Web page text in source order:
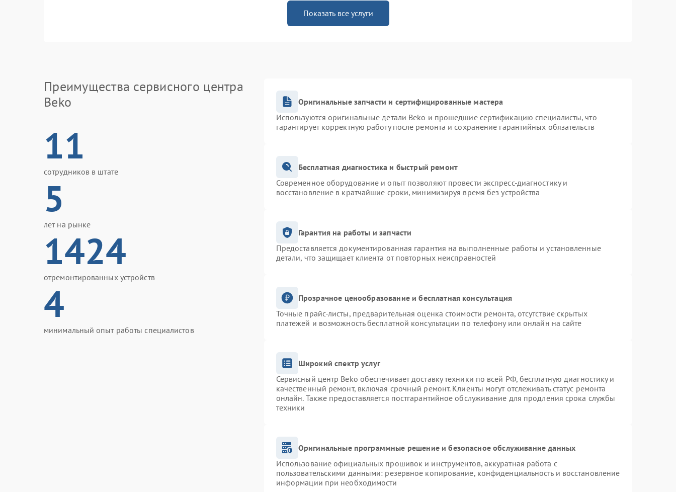
Показать все услуги
Преимущества сервисного центра
Beko
11
сотрудников в штате
5
лет на рынке
1424
отремонтированных устройств
4
минимальный опыт работы специалистов
Оригинальные запчасти и сертифицированные мастера
Используются оригинальные детали Beko и прошедшие сертификацию специалисты, что
гарантирует корректную работу после ремонта и сохранение гарантийных обязательств
Бесплатная диагностика и быстрый ремонт
Современное оборудование и опыт позволяют провести экспресс-диагностику и
восстановление в кратчайшие сроки, минимизируя время без устройства
Гарантия на работы и запчасти
Предоставляется документированная гарантия на выполненные работы и установленные
детали, что защищает клиента от повторных неисправностей
Прозрачное ценообразование и бесплатная консультация
Точные прайс-листы, предварительная оценка стоимости ремонта, отсутствие скрытых
платежей и возможность бесплатной консультации по телефону или онлайн на сайте
Широкий спектр услуг
Сервисный центр Beko обеспечивает доставку техники по всей РФ, бесплатную диагностику и
качественный ремонт, включая срочный ремонт. Клиенты могут отслеживать статус ремонта
онлайн. Также предоставляется постгарантийное обслуживание для продления срока службы
техники
Оригинальные программные решение и безопасное обслуживание данных
Использование официальных прошивок и инструментов, аккуратная работа с
пользовательскими данными: резервное копирование, конфиденциальность и восстановление
информации при необходимости